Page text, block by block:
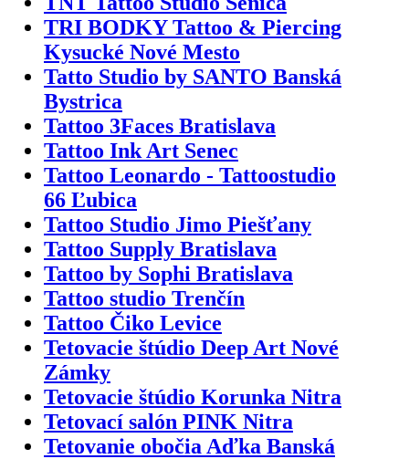
TRI BODKY Tattoo & Piercing
Kysucké Nové Mesto
Tatto Studio by SANTO Banská
Bystrica
Tattoo 3Faces Bratislava
Tattoo Ink Art Senec
Tattoo Leonardo - Tattoostudio
66 Ľubica
Tattoo Studio Jimo Piešťany
Tattoo Supply Bratislava
Tattoo by Sophi Bratislava
Tattoo studio Trenčín
Tattoo Čiko Levice
Tetovacie štúdio Deep Art Nové
Zámky
Tetovacie štúdio Korunka Nitra
Tetovací salón PINK Nitra
Tetovanie obočia Aďka Banská